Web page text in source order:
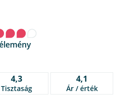
4,3
Tisztaság
4,1
Ár / érték